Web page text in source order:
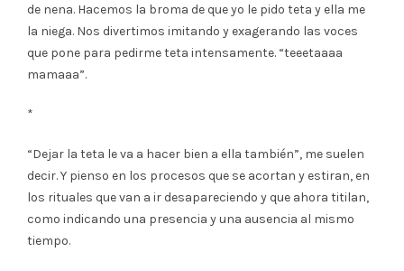
de nena. Hacemos la broma de que yo le pido teta y ella me
la niega. Nos divertimos imitando y exagerando las voces
que pone para pedirme teta intensamente. “teeetaaaa
mamaaa”.
*
“Dejar la teta le va a hacer bien a ella también”, me suelen
decir. Y pienso en los procesos que se acortan y estiran, en
los rituales que van a ir desapareciendo y que ahora titilan,
como indicando una presencia y una ausencia al mismo
tiempo.